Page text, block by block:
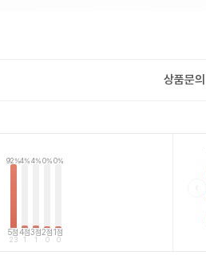
상품문의
92%
5점
23
4%
4점
1
4%
3점
1
0%
2점
0
0%
1점
0